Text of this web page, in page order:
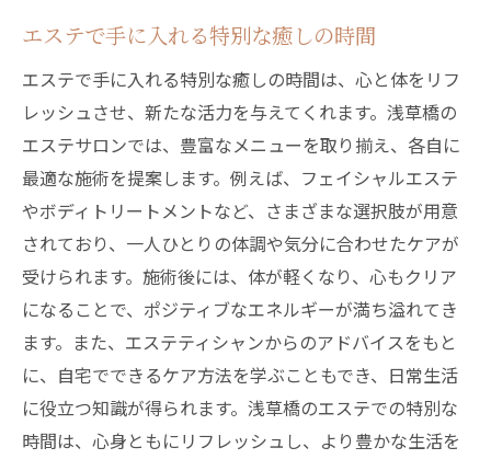
エステで手に入れる特別な癒しの時間
エステで手に入れる特別な癒しの時間は、心と体をリフ
レッシュさせ、新たな活力を与えてくれます。浅草橋の
エステサロンでは、豊富なメニューを取り揃え、各自に
最適な施術を提案します。例えば、フェイシャルエステ
やボディトリートメントなど、さまざまな選択肢が用意
されており、一人ひとりの体調や気分に合わせたケアが
受けられます。施術後には、体が軽くなり、心もクリア
になることで、ポジティブなエネルギーが満ち溢れてき
ます。また、エステティシャンからのアドバイスをもと
に、自宅でできるケア方法を学ぶこともでき、日常生活
に役立つ知識が得られます。浅草橋のエステでの特別な
時間は、心身ともにリフレッシュし、より豊かな生活を